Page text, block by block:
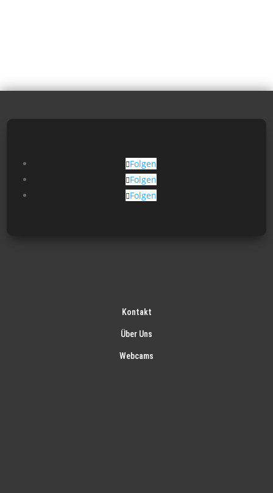
Folgen
Folgen
Folgen
Kontakt
Über Uns
Webcams